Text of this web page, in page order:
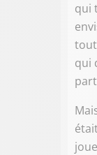
qui
qui